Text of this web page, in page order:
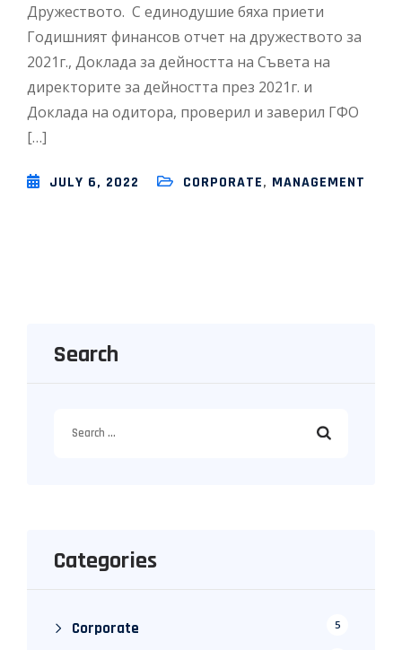
Дружеството. С единодушие бяха приети
Годишният финансов отчет на дружеството за
2021г., Доклада за дейността на Съвета на
директорите за дейността през 2021г. и
Доклада на одитора, проверил и заверил ГФО
[…]
JULY 6, 2022 CORPORATE, MANAGEMENT
Search
Categories
Corporate 5